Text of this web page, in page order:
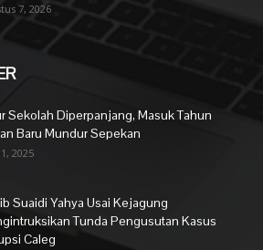
7, 2026
Sekolah Diperpanjang, Masuk Tahun
Baru Mundur Sepekan
2025
Suaidi Yahya Usai Kejagung
Tunda Pengusutan Kasus
Caleg